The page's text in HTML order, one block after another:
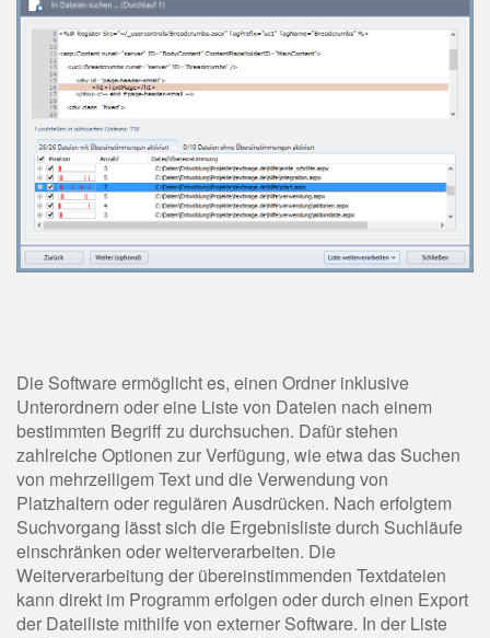
Die Software ermöglicht es, einen Ordner inklusive
Unterordnern oder eine Liste von Dateien nach einem
bestimmten Begriff zu durchsuchen. Dafür stehen
zahlreiche Optionen zur Verfügung, wie etwa das Suchen
von mehrzeiligem Text und die Verwendung von
Platzhaltern oder regulären Ausdrücken. Nach erfolgtem
Suchvorgang lässt sich die Ergebnisliste durch Suchläufe
einschränken oder weiterverarbeiten. Die
Weiterverarbeitung der übereinstimmenden Textdateien
kann direkt im Programm erfolgen oder durch einen Export
der Dateiliste mithilfe von externer Software. In der Liste